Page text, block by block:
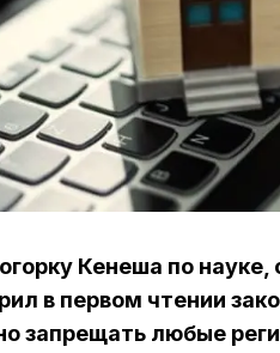
Кенеша по науке,
в первом чтении
запрещать любые